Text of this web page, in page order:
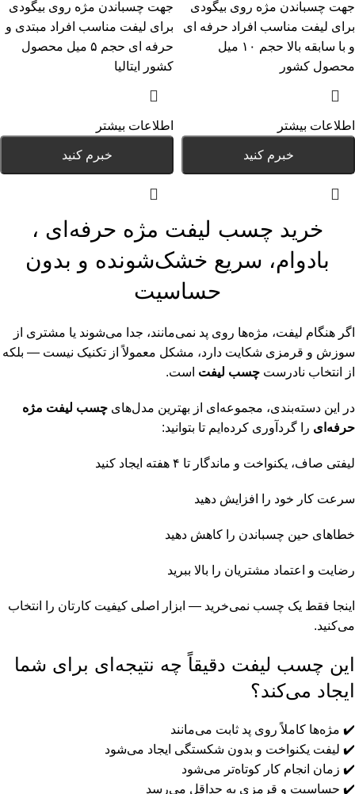
جهت چسباندن مژه روی بیگودی
برای لیفت مناسب افراد حرفه ای
و با سابقه بالا حجم ۱۰ میل
محصول کشور
اطلاعات بیشتر
خبرم کنید
جهت چسباندن مژه روی بیگودی
برای لیفت مناسب افراد مبتدی و
حرفه ای حجم ۵ میل محصول
کشور ایتالیا
اطلاعات بیشتر
خبرم کنید
خرید چسب لیفت مژه حرفه‌ای ،
بادوام، سریع خشک‌شونده و بدون
حساسیت
اگر هنگام لیفت، مژه‌ها روی پد نمی‌مانند، جدا می‌شوند یا مشتری از
سوزش و قرمزی شکایت دارد، مشکل معمولاً از تکنیک نیست — بلکه
از انتخاب نادرست چسب لیفت است.
در این دسته‌بندی، مجموعه‌ای از بهترین مدل‌های چسب لیفت مژه
حرفه‌ای را گردآوری کرده‌ایم تا بتوانید:
لیفتی صاف، یکنواخت و ماندگار تا ۴ هفته ایجاد کنید
سرعت کار خود را افزایش دهید
خطاهای حین چسباندن را کاهش دهید
رضایت و اعتماد مشتریان را بالا ببرید
اینجا فقط یک چسب نمی‌خرید — ابزار اصلی کیفیت کارتان را انتخاب
می‌کنید.
این چسب لیفت دقیقاً چه نتیجه‌ای برای شما
ایجاد می‌کند؟
✔️ مژه‌ها کاملاً روی پد ثابت می‌مانند
✔️ لیفت یکنواخت و بدون شکستگی ایجاد می‌شود
✔️ زمان انجام کار کوتاه‌تر می‌شود
✔️ حساسیت و قرمزی به حداقل می‌رسد